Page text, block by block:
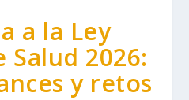
a la Ley
Salud 2026:
y retos